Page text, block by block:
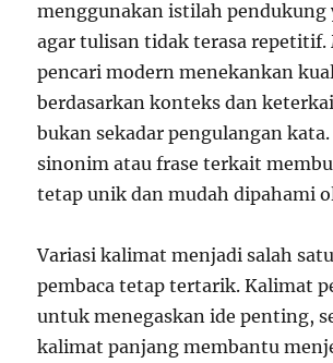
menggunakan istilah pendukung
agar tulisan tidak terasa repetitif.
pencari modern menekankan
berdasarkan konteks dan
bukan sekadar pengulangan
sinonim atau frase terkait
tetap unik dan mudah dipahami
Variasi kalimat menjadi salah
pembaca tetap tertarik. Kalimat
untuk menegaskan ide penting,
kalimat panjang membantu